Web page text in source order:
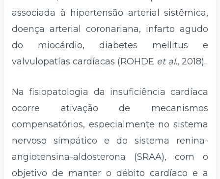
associada à hipertensão arterial sistêmica,
doença arterial coronariana, infarto agudo
do miocárdio, diabetes mellitus e
valvulopatías cardíacas (ROHDE et al., 2018).
Na fisiopatologia da insuficiência cardíaca
ocorre ativação de mecanismos
compensatórios, especialmente no sistema
nervoso simpático e do sistema renina-
angiotensina-aldosterona (SRAA), com o
objetivo de manter o débito cardíaco e a